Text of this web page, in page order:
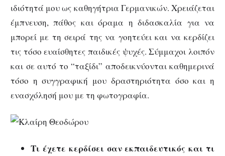
ιδιότητά μου ως καθηγήτρια Γερμανικών. Χρειάζεται
έμπνευση, πάθος και όραμα η διδασκαλία για να
μπορεί με τη σειρά της να γοητεύει και να κερδίζει
τις τόσο ευαίσθητες παιδικές ψυχές. Σύμμαχοι λοιπόν
και σε αυτό το “ταξίδι” αποδεικνύονται καθημερινά
τόσο η συγγραφική μου δραστηριότητα όσο και η
ενασχόλησή μου με τη φωτογραφία.
Τι έχετε κερδίσει σαν εκπαιδευτικός και τι